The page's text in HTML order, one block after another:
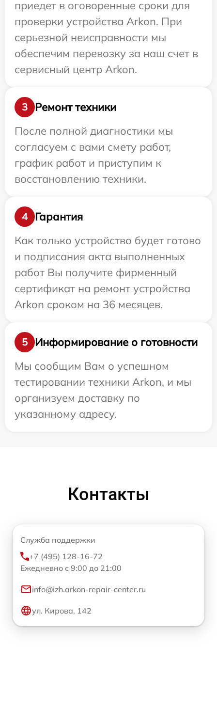
приедет в оговоренные сроки для
проверки устройства Arkon. При
серьезной неисправности мы
обеспечим перевозку за наш счет в
сервисный центр Arkon.
3
Ремонт техники
После полной диагностики мы
согласуем с вами смету работ,
график работ и приступим к
восстановлению техники.
4
Гарантия
Как только устройство будет готово
и подписания акта выполненных
работ Вы получите фирменный
сертификат на ремонт устройства
Arkon сроком на 36 месяцев.
5
Информирование о готовности
Мы сообщим Вам о успешном
тестировании техники Arkon, и мы
организуем доставку по
указанному адресу.
Контакты
Служба поддержки
+7 (495) 128-16-72
Ежедневно с 9:00 до 21:00
info@izh.arkon-repair-center.ru
ул. Кирова, 142